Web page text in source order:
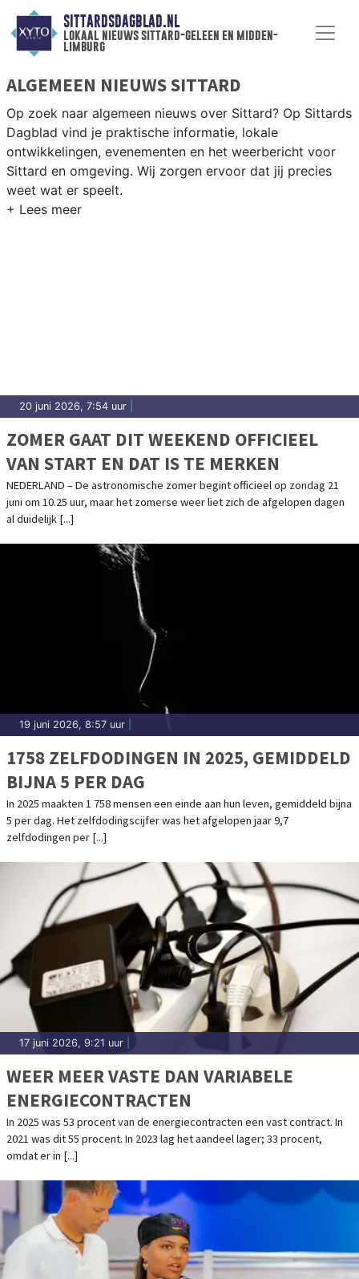
SITTARDSDAGBLAD.NL
lokaal nieuws sittard-geleen en midden-
limburg
ALGEMEEN NIEUWS SITTARD
Op zoek naar algemeen nieuws over Sittard? Op Sittards
Dagblad vind je praktische informatie, lokale
ontwikkelingen, evenementen en het weerbericht voor
Sittard en omgeving. Wij zorgen ervoor dat jij precies
weet wat er speelt.
20 juni 2026, 7:54 uur
ZOMER GAAT DIT WEEKEND OFFICIEEL
VAN START EN DAT IS TE MERKEN
NEDERLAND – De astronomische zomer begint officieel op zondag 21
juni om 10.25 uur, maar het zomerse weer liet zich de afgelopen dagen
al duidelijk [...]
19 juni 2026, 8:57 uur
1758 ZELFDODINGEN IN 2025, GEMIDDELD
BIJNA 5 PER DAG
In 2025 maakten 1 758 mensen een einde aan hun leven, gemiddeld bijna
5 per dag. Het zelfdodingscijfer was het afgelopen jaar 9,7
zelfdodingen per [...]
17 juni 2026, 9:21 uur
WEER MEER VASTE DAN VARIABELE
ENERGIECONTRACTEN
In 2025 was 53 procent van de energiecontracten een vast contract. In
2021 was dit 55 procent. In 2023 lag het aandeel lager; 33 procent,
omdat er in [...]